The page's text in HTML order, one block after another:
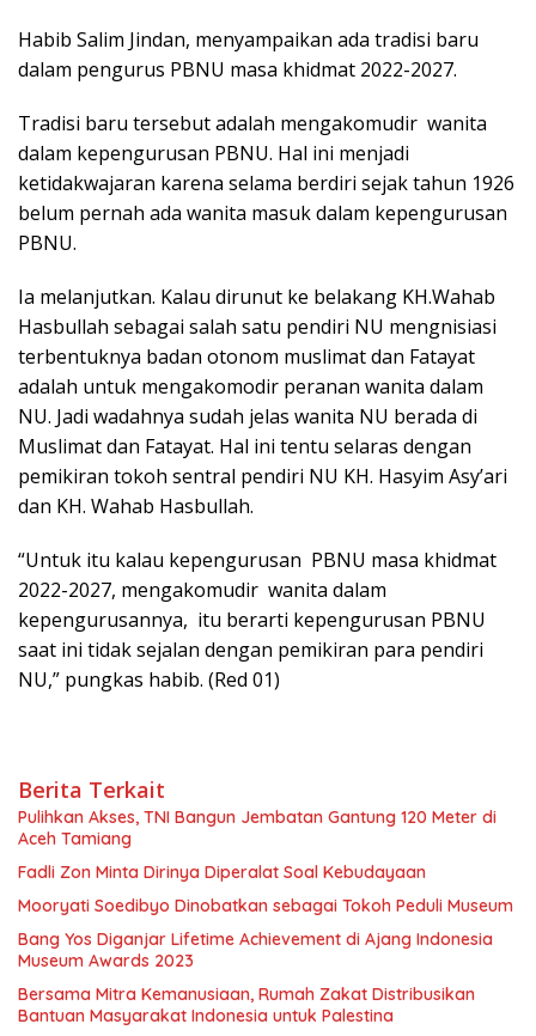
Habib Salim Jindan, menyampaikan ada tradisi baru
dalam pengurus PBNU masa khidmat 2022-2027.
Tradisi baru tersebut adalah mengakomudir wanita
dalam kepengurusan PBNU. Hal ini menjadi
ketidakwajaran karena selama berdiri sejak tahun 1926
belum pernah ada wanita masuk dalam kepengurusan
PBNU.
Ia melanjutkan. Kalau dirunut ke belakang KH.Wahab
Hasbullah sebagai salah satu pendiri NU mengnisiasi
terbentuknya badan otonom muslimat dan Fatayat
adalah untuk mengakomodir peranan wanita dalam
NU. Jadi wadahnya sudah jelas wanita NU berada di
Muslimat dan Fatayat. Hal ini tentu selaras dengan
pemikiran tokoh sentral pendiri NU KH. Hasyim Asy’ari
dan KH. Wahab Hasbullah.
“Untuk itu kalau kepengurusan PBNU masa khidmat
2022-2027, mengakomudir wanita dalam
kepengurusannya, itu berarti kepengurusan PBNU
saat ini tidak sejalan dengan pemikiran para pendiri
NU,” pungkas habib. (Red 01)
Berita Terkait
Pulihkan Akses, TNI Bangun Jembatan Gantung 120 Meter di
Aceh Tamiang
Fadli Zon Minta Dirinya Diperalat Soal Kebudayaan
Mooryati Soedibyo Dinobatkan sebagai Tokoh Peduli Museum
Bang Yos Diganjar Lifetime Achievement di Ajang Indonesia
Museum Awards 2023
Bersama Mitra Kemanusiaan, Rumah Zakat Distribusikan
Bantuan Masyarakat Indonesia untuk Palestina